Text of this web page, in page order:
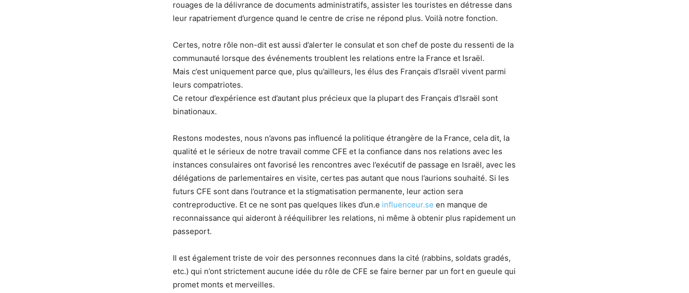
rouages de la délivrance de documents administratifs, assister les touristes en détresse dans
leur rapatriement d’urgence quand le centre de crise ne répond plus. Voilà notre fonction.
Certes, notre rôle non-dit est aussi d’alerter le consulat et son chef de poste du ressenti de la
communauté lorsque des événements troublent les relations entre la France et Israël.
Mais c’est uniquement parce que, plus qu’ailleurs, les élus des Français d’Israël vivent parmi
leurs compatriotes.
Ce retour d’expérience est d’autant plus précieux que la plupart des Français d’Israël sont
binationaux.
Restons modestes, nous n’avons pas influencé la politique étrangère de la France, cela dit, la
qualité et le sérieux de notre travail comme CFE et la confiance dans nos relations avec les
instances consulaires ont favorisé les rencontres avec l’exécutif de passage en Israël, avec les
délégations de parlementaires en visite, certes pas autant que nous l’aurions souhaité. Si les
futurs CFE sont dans l’outrance et la stigmatisation permanente, leur action sera
contreproductive. Et ce ne sont pas quelques likes d’un.e influenceur.se en manque de
reconnaissance qui aideront à rééquilibrer les relations, ni même à obtenir plus rapidement un
passeport.
Il est également triste de voir des personnes reconnues dans la cité (rabbins, soldats gradés,
etc.) qui n’ont strictement aucune idée du rôle de CFE se faire berner par un fort en gueule qui
promet monts et merveilles.